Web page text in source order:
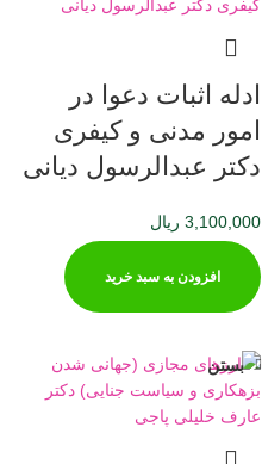
ادله اثبات دعوا در
امور مدنی و کیفری
دکتر عبدالرسول دیانی
3,100,000 ریال
افزودن به سبد خرید
بستن